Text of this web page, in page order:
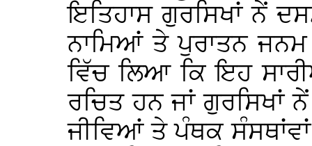
ਇਤਿਹਾਸ ਗੁਰਸਿਖਾਂ ਨੇਂ
ਨਾਮਿਆਂ ਤੇ ਪੁਰਾਤਨ
ਵਿੱਚ ਲਿਆ ਕਿ ਇਹ
ਰਚਿਤ ਹਨ ਜਾਂ ਗੁਰਸਿਖਾਂ
ਜੀਵਿਆਂ ਤੇ ਪੰਥਕ